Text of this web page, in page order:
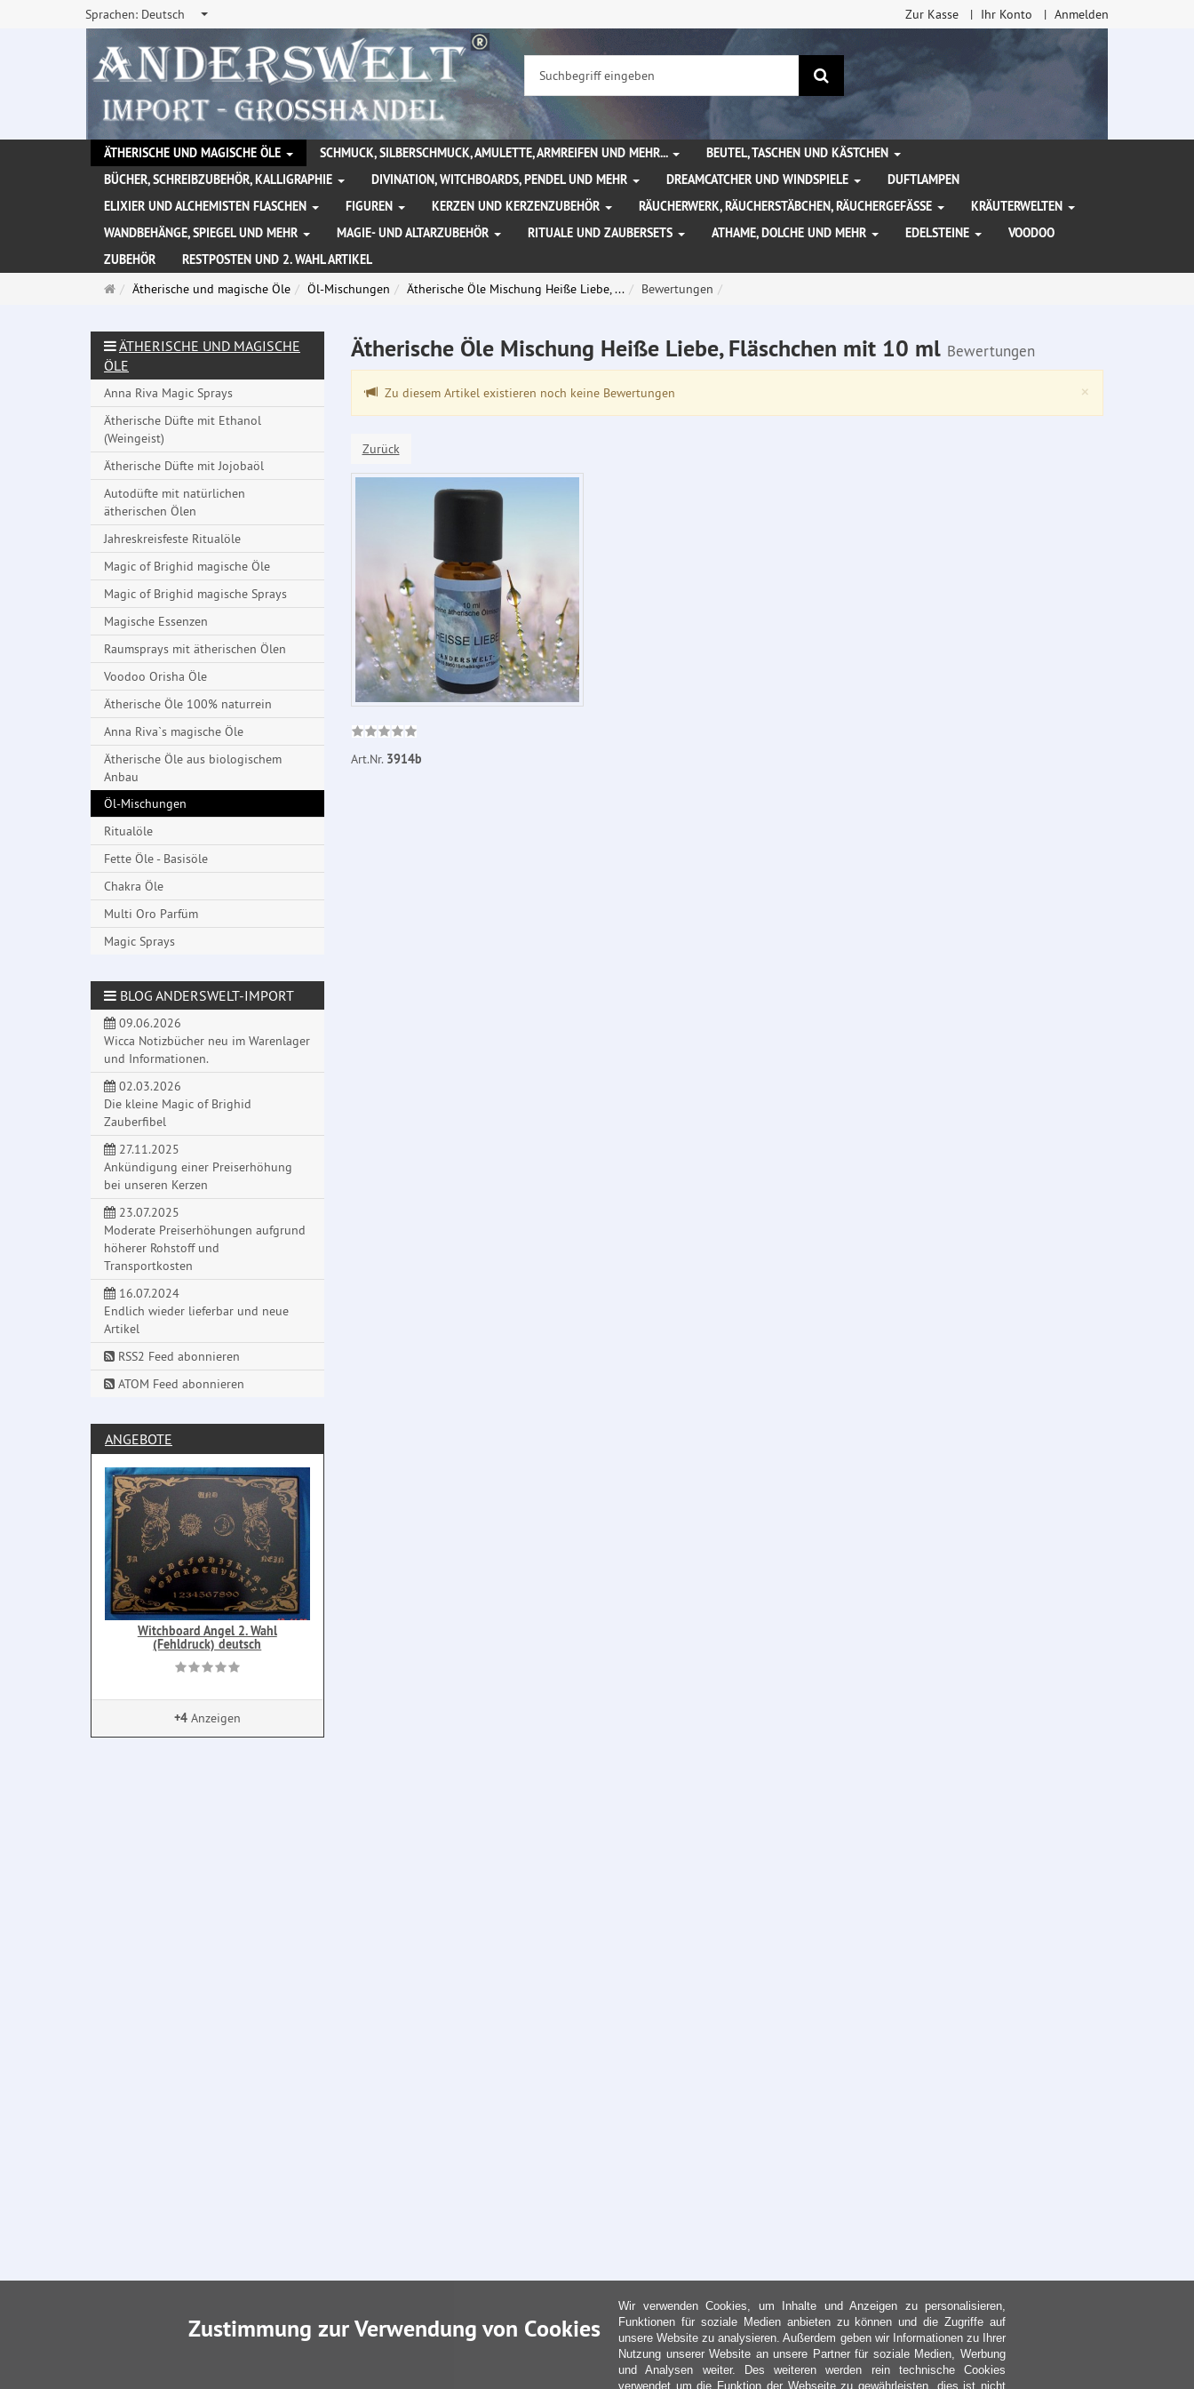
Sprachen: Deutsch Zur Kasse Ihr Konto Anmelden
Suchen
ÄTHERISCHE UND MAGISCHE ÖLE SCHMUCK, SILBERSCHMUCK, AMULETTE, ARMREIFEN UND MEHR...
BEUTEL, TASCHEN UND KÄSTCHEN
BÜCHER, SCHREIBZUBEHÖR, KALLIGRAPHIE
DIVINATION, WITCHBOARDS, PENDEL UND MEHR DREAMCATCHER UND WINDSPIELE
DUFTLAMPEN
ELIXIER UND ALCHEMISTEN FLASCHEN
FIGUREN KERZEN UND KERZENZUBEHÖR RÄUCHERWERK, RÄUCHERSTÄBCHEN, RÄUCHERGEFÄSSE
KRÄUTERWELTEN
WANDBEHÄNGE, SPIEGEL UND MEHR
MAGIE- UND ALTARZUBEHÖR RITUALE UND ZAUBERSETS ATHAME, DOLCHE UND MEHR EDELSTEINE
VOODOO
ZUBEHÖR
RESTPOSTEN UND 2. WAHL ARTIKEL
Startseite
Ätherische und magische Öle Öl-Mischungen Ätherische Öle Mischung Heiße Liebe, ... Bewertungen
Ätherische Öle Mischung Heiße Liebe, Fläschchen mit 10 ml Bewertungen
×
Zu diesem Artikel existieren noch keine Bewertungen
Zurück
Art.Nr. 3914b
ÄTHERISCHE UND MAGISCHE
ÖLE
Anna Riva Magic Sprays
Ätherische Düfte mit Ethanol
(Weingeist)
Ätherische Düfte mit Jojobaöl
Autodüfte mit natürlichen
ätherischen Ölen
Jahreskreisfeste Ritualöle
Magic of Brighid magische Öle
Magic of Brighid magische Sprays
Magische Essenzen
Raumsprays mit ätherischen Ölen
Voodoo Orisha Öle
Ätherische Öle 100% naturrein
Anna Riva`s magische Öle
Ätherische Öle aus biologischem
Anbau
Öl-Mischungen
Ritualöle
Fette Öle - Basisöle
Chakra Öle
Multi Oro Parfüm
Magic Sprays
BLOG ANDERSWELT-IMPORT
09.06.2026
Wicca Notizbücher neu im Warenlager
und Informationen.
02.03.2026
Die kleine Magic of Brighid
Zauberfibel
27.11.2025
Ankündigung einer Preiserhöhung
bei unseren Kerzen
23.07.2025
Moderate Preiserhöhungen aufgrund
höherer Rohstoff und
Transportkosten
16.07.2024
Endlich wieder lieferbar und neue
Artikel
RSS2 Feed abonnieren
ATOM Feed abonnieren
ANGEBOTE
Witchboard Angel 2. Wahl
(Fehldruck) deutsch
+4Anzeigen
Zustimmung zur Verwendung von Cookies
Wir verwenden Cookies, um Inhalte und Anzeigen zu personalisieren,
Funktionen für soziale Medien anbieten zu können und die Zugriffe auf
unsere Website zu analysieren. Außerdem geben wir Informationen zu Ihrer
Nutzung unserer Website an unsere Partner für soziale Medien, Werbung
und Analysen weiter. Des weiteren werden rein technische Cookies
verwendet um die Funktion der Webseite zu gewährleisten, dies ist nicht